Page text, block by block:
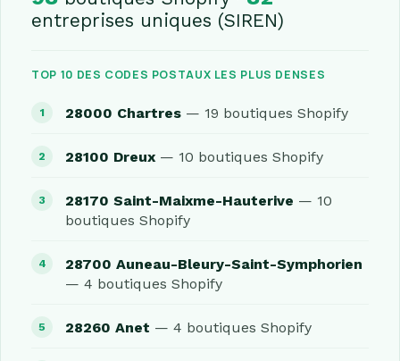
entreprises uniques (SIREN)
TOP 10 DES CODES POSTAUX LES PLUS DENSES
28000 Chartres — 19 boutiques Shopify
28100 Dreux — 10 boutiques Shopify
28170 Saint-Maixme-Hauterive — 10
boutiques Shopify
28700 Auneau-Bleury-Saint-Symphorien
— 4 boutiques Shopify
28260 Anet — 4 boutiques Shopify